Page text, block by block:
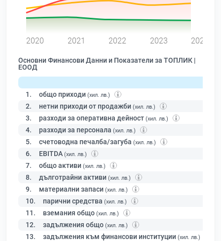
2020 2021 2022 2023 2024
Основни Финансови Данни и Показатели за ТОПЛИК |
ЕООД
1. общо приходи (хил. лв.)
2. нетни приходи от продажби (хил. лв.)
3. разходи за оперативна дейност (хил. лв.)
4. разходи за персонала (хил. лв.)
5. счетоводна печалба/загуба (хил. лв.)
6. EBITDA (хил. лв.)
7. общо активи (хил. лв.)
8. дълготрайни активи (хил. лв.)
9. материални запаси (хил. лв.)
10. парични средства (хил. лв.)
11. вземания общо (хил. лв.)
12. задължения общо (хил. лв.)
13. задължения към финансови институции (хил. лв.)